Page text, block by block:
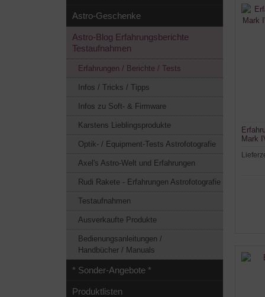
Mark
Astro-Geschenke
Astro-Blog Erfahrungsberichte
Testaufnahmen
Erfahrungen / Berichte / Tests
Infos / Tricks / Tipps
Infos zu Soft- & Firmware
Karstens Lieblingsprodukte
Optik- / Equipment-Tests Astrofotografie
Axel's Astro-Welt und Erfahrungen
Rudi Rakete - Erfahrungen Astrofotografie
Testaufnahmen
Ausverkaufte Produkte
Bedienungsanleitungen /
Handbücher / Manuals
* Sonder-Angebote *
Produktlisten